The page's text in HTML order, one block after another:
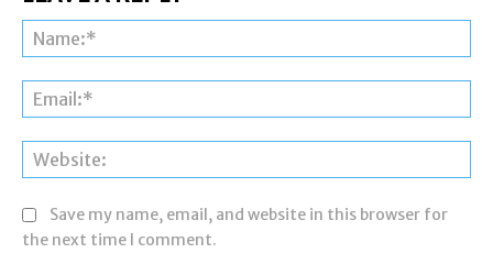
Save my name, email, and website in this browser for
the next time I comment.